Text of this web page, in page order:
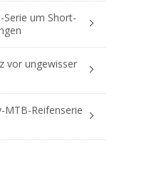
um Short-
vor ungewisser
MTB-Reifenserie